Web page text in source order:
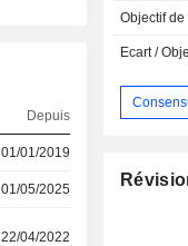
Depuis
01/01/2019
01/05/2025
22/04/2022
Objectif de
Ecart /